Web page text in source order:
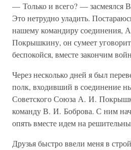
— Только и всего? —
Это нетрудно уладить.
нашему командиру соединения,
Покрышкину, он сумеет
беспокойся, вместе закончим
Через несколько дней я был
полк, входивший в соединение
Советского Союза А. И.
команду В. И. Боброва. С ним
опять вместе идем на
Друзья быстро ввели меня в